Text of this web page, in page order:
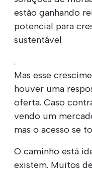
estão ganhando
potencial para
sustentável
.
Mas esse
houver uma
oferta. Caso
vendo um
mas o acesso se
O caminho está
existem. Muitos